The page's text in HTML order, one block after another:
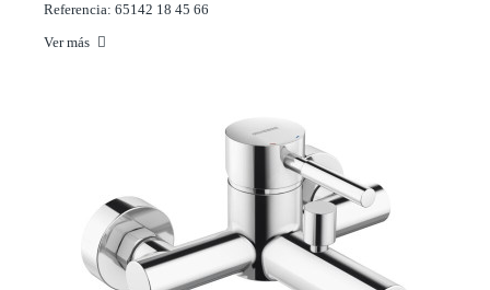
Referencia: 65142 18 45 66
Ver más